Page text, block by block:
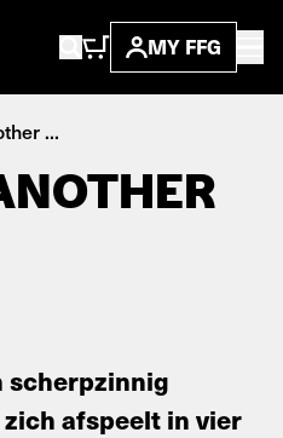
MY FFG
...
scherpzinnig
afspeelt in vier